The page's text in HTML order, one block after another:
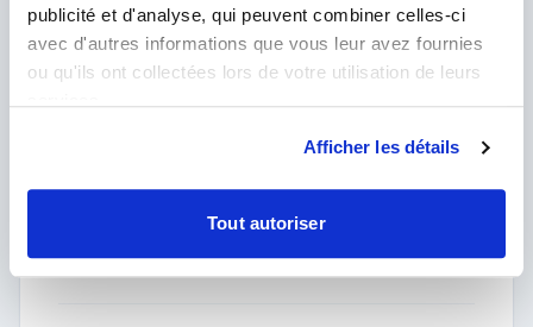
publicité et d'analyse, qui peuvent combiner celles-ci
avec d'autres informations que vous leur avez fournies
ou qu'ils ont collectées lors de votre utilisation de leurs
Afficher les détails
Tout autoriser
retour d'email.
Bien confraternellement,